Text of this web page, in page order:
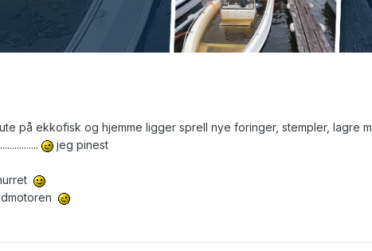
på ekkofisk og hjemme ligger sprell nye foringer, stempler, lagre
jeg pinest